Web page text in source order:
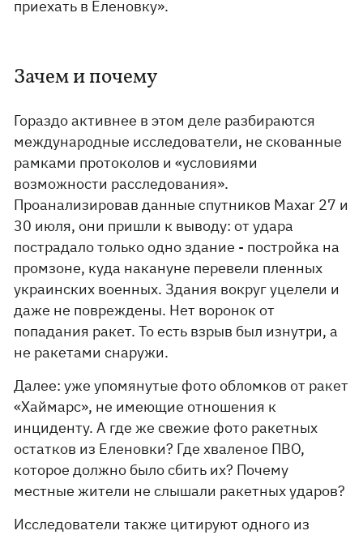
приехать в Еленовку».
Зачем и почему
Гораздо активнее в этом деле разбираются
международные исследователи, не скованные
рамками протоколов и «условиями
возможности расследования».
Проанализировав данные спутников Maxar 27 и
30 июля, они пришли к выводу: от удара
пострадало только одно здание - постройка на
промзоне, куда накануне перевели пленных
украинских военных. Здания вокруг уцелели и
даже не повреждены. Нет воронок от
попадания ракет. То есть взрыв был изнутри, а
не ракетами снаружи.
Далее: уже упомянутые фото обломков от ракет
«Хаймарс», не имеющие отношения к
инциденту. А где же свежие фото ракетных
остатков из Еленовки? Где хваленое ПВО,
которое должно было сбить их? Почему
местные жители не слышали ракетных ударов?
Исследователи также цитируют одного из